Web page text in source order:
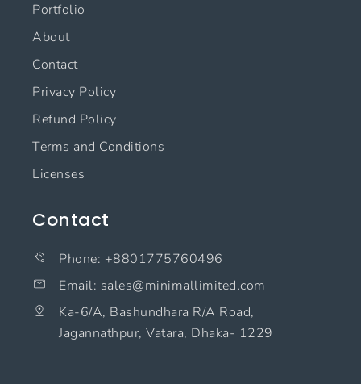
Portfolio
About
Contact
Privacy Policy
Refund Policy
Terms and Conditions
Licenses
Contact
Phone: +8801775760496
Email: sales@minimallimited.com​
Ka-6/A, Bashundhara R/A Road,
Jagannathpur, Vatara, Dhaka- 1229